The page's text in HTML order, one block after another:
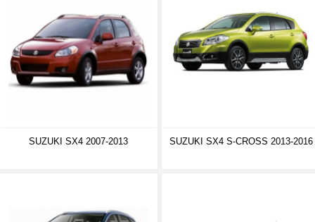
SUZUKI SX4 2007-2013 SUZUKI SX4 S-CROSS 2013-2016